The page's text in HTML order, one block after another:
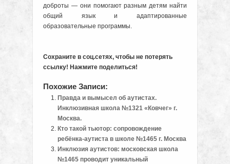
доброты — они помогают разным детям найти
общий язык и адаптированные
образовательные программы.
Сохраните в соц.сетях, чтобы не потерять
ссылку! Нажмите поделиться!
Похожие Записи:
Правда и вымысел об аутистах.
Инклюзивная школа №1321 «Ковчег» г.
Москва.
Кто такой тьютор: сопровождение
ребёнка-аутиста в школе №1465 г. Москва
Инклюзия аутистов: московская школа
№1465 проводит уникальный